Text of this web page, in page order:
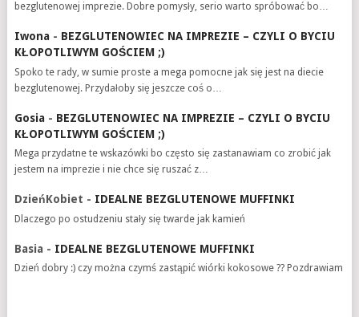
bezglutenowej imprezie. Dobre pomysły, serio warto spróbować bo…
Iwona- BEZGLUTENOWIEC NA IMPREZIE – CZYLI O BYCIU
KŁOPOTLIWYM GOŚCIEM ;)
Spoko te rady, w sumie proste a mega pomocne jak się jest na diecie
bezglutenowej. Przydałoby się jeszcze coś o…
Gosia- BEZGLUTENOWIEC NA IMPREZIE – CZYLI O BYCIU
KŁOPOTLIWYM GOŚCIEM ;)
Mega przydatne te wskazówki bo często się zastanawiam co zrobić jak
jestem na imprezie i nie chce się ruszać z…
DzieńKobiet - IDEALNE BEZGLUTENOWE MUFFINKI
Dlaczego po ostudzeniu stały się twarde jak kamień
Basia - IDEALNE BEZGLUTENOWE MUFFINKI
Dzień dobry :) czy można czymś zastąpić wiórki kokosowe ?? Pozdrawiam